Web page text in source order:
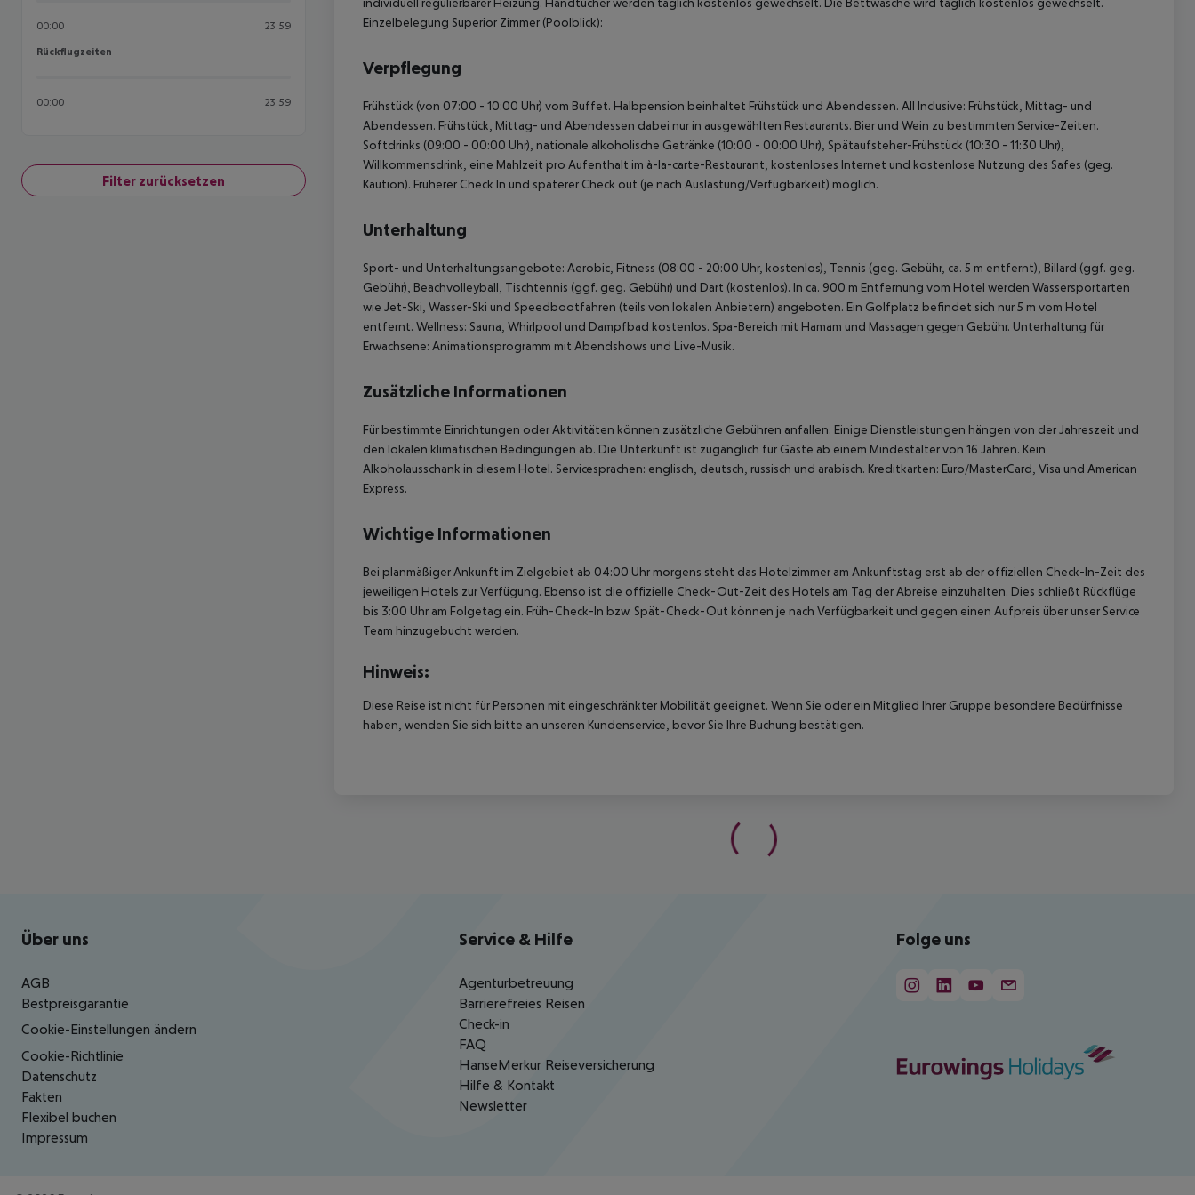
00:00 23:59
Rückflugzeiten
Rückflugzeiten
00:00 23:59
Filter zurücksetzen
Einzelbelegung Superior Zimmer (Poolblick):
Verpflegung
Frühstück (von 07:00 - 10:00 Uhr) vom Buffet. Halbpension beinhaltet Frühstück und Abendessen. All Inclusive: Frühstück, Mittag- und
Abendessen. Frühstück, Mittag- und Abendessen dabei nur in ausgewählten Restaurants. Bier und Wein zu bestimmten Service-Zeiten.
Softdrinks (09:00 - 00:00 Uhr), nationale alkoholische Getränke (10:00 - 00:00 Uhr), Spätaufsteher-Frühstück (10:30 - 11:30 Uhr),
Willkommensdrink, eine Mahlzeit pro Aufenthalt im à-la-carte-Restaurant, kostenloses Internet und kostenlose Nutzung des Safes (geg.
Kaution). Früherer Check In und späterer Check out (je nach Auslastung/Verfügbarkeit) möglich.
Unterhaltung
Sport- und Unterhaltungsangebote: Aerobic, Fitness (08:00 - 20:00 Uhr, kostenlos), Tennis (geg. Gebühr, ca. 5 m entfernt), Billard (ggf. geg.
Gebühr), Beachvolleyball, Tischtennis (ggf. geg. Gebühr) und Dart (kostenlos). In ca. 900 m Entfernung vom Hotel werden Wassersportarten
wie Jet-Ski, Wasser-Ski und Speedbootfahren (teils von lokalen Anbietern) angeboten. Ein Golfplatz befindet sich nur 5 m vom Hotel
entfernt. Wellness: Sauna, Whirlpool und Dampfbad kostenlos. Spa-Bereich mit Hamam und Massagen gegen Gebühr. Unterhaltung für
Erwachsene: Animationsprogramm mit Abendshows und Live-Musik.
Zusätzliche Informationen
Für bestimmte Einrichtungen oder Aktivitäten können zusätzliche Gebühren anfallen. Einige Dienstleistungen hängen von der Jahreszeit und
den lokalen klimatischen Bedingungen ab. Die Unterkunft ist zugänglich für Gäste ab einem Mindestalter von 16 Jahren. Kein
Alkoholausschank in diesem Hotel. Servicesprachen: englisch, deutsch, russisch und arabisch. Kreditkarten: Euro/MasterCard, Visa und American
Express.
Wichtige Informationen
Bei planmäßiger Ankunft im Zielgebiet ab 04:00 Uhr morgens steht das Hotelzimmer am Ankunftstag erst ab der offiziellen Check-In-Zeit des
jeweiligen Hotels zur Verfügung. Ebenso ist die offizielle Check-Out-Zeit des Hotels am Tag der Abreise einzuhalten. Dies schließt Rückflüge
bis 3:00 Uhr am Folgetag ein. Früh-Check-In bzw. Spät-Check-Out können je nach Verfügbarkeit und gegen einen Aufpreis über unser Service
Team hinzugebucht werden.
Hinweis:
Diese Reise ist nicht für Personen mit eingeschränkter Mobilität geeignet. Wenn Sie oder ein Mitglied Ihrer Gruppe besondere Bedürfnisse
haben, wenden Sie sich bitte an unseren Kundenservice, bevor Sie Ihre Buchung bestätigen.
Footer navigation
Über uns
AGB
Bestpreisgarantie
Cookie-Einstellungen ändern
Cookie-Richtlinie
Datenschutz
Fakten
Flexibel buchen
Impressum
Service & Hilfe
Agenturbetreuung
Barrierefreies Reisen
Check-in
FAQ
HanseMerkur Reiseversicherung
Hilfe & Kontakt
Newsletter
Folge uns